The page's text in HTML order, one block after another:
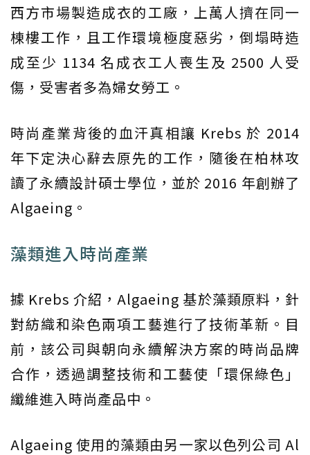
西方市場製造成衣的工廠，上萬人擠在同一
棟樓工作，且工作環境極度惡劣，倒塌時造
成至少 1134 名成衣工人喪生及 2500 人受
傷，受害者多為婦女勞工。
時尚產業背後的血汗真相讓 Krebs 於 2014
年下定決心辭去原先的工作，隨後在柏林攻
讀了永續設計碩士學位，並於 2016 年創辦了
Algaeing。
藻類進入時尚產業
據 Krebs 介紹，Algaeing 基於藻類原料，針
對紡織和染色兩項工藝進行了技術革新。目
前，該公司與朝向永續解決方案的時尚品牌
合作，透過調整技術和工藝使「環保綠色」
纖維進入時尚產品中。
Algaeing 使用的藻類由另一家以色列公司 Al